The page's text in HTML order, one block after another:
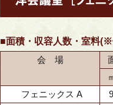
■面積・収容人数・室料
会 場
フェニックス A